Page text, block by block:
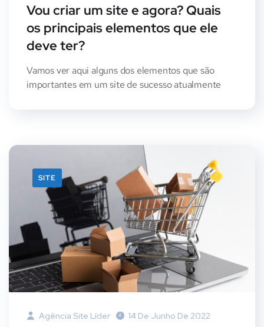
Vou criar um site e agora? Quais
os principais elementos que ele
deve ter?
Vamos ver aqui alguns dos elementos que são
importantes em um site de sucesso atualmente
SITE
Agência Site Líder 14 De Junho De 2022